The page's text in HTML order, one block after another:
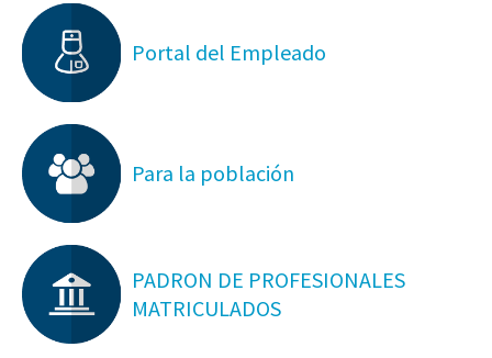
Portal del Empleado
Para la población
PADRON DE PROFESIONALES
MATRICULADOS